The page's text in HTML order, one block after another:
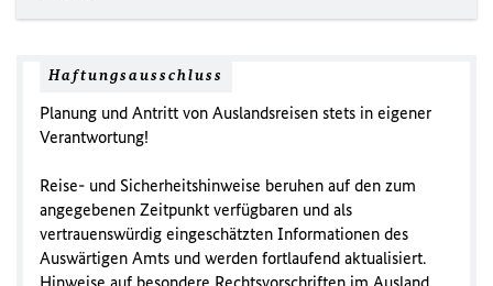
Haftungsausschluss
Planung und Antritt von Auslandsreisen stets in eigener
Verantwortung!
Reise- und Sicherheitshinweise beruhen auf den zum
angegebenen Zeitpunkt verfügbaren und als
vertrauenswürdig eingeschätzten Informationen des
Auswärtigen Amts und werden fortlaufend aktualisiert.